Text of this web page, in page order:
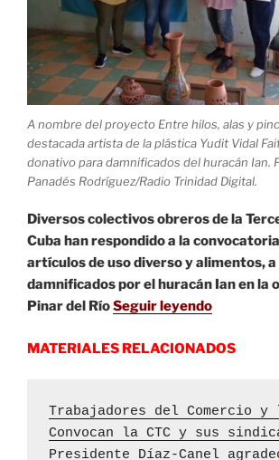
A nombre del proyecto Entre hilos, alas y
destacada artista de la plástica Yudit Vidal
donativo para damnificados del huracán Ian.
Panadés Rodríguez/Radio Trinidad Digital.
Diversos colectivos obreros de la
Cuba han respondido a la
artículos de uso diverso y alimentos, a
damnificados por el huracán Ian en la
Pinar del RíoSeguir leyendo
MATERIALES RELACIONADOS
Trabajadores del Comercio
Convocan la CTC y sus
Presidente Díaz-Canel